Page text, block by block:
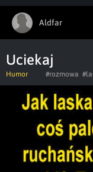
Aldfar
Uciekaj
Humor #rozmowa